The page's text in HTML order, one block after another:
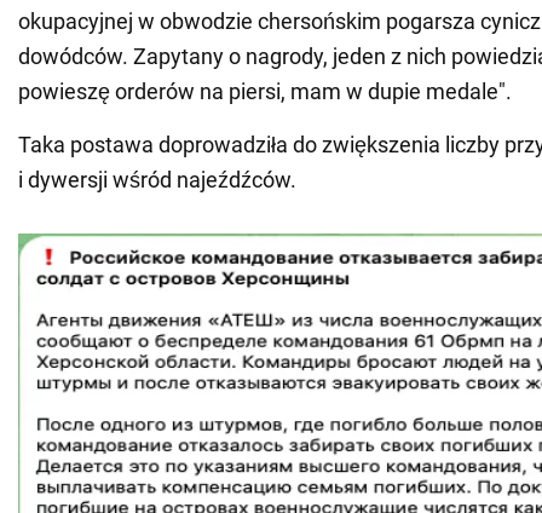
okupacyjnej w obwodzie chersońskim pogarsza
dowódców. Zapytany o nagrody, jeden z nich
powieszę orderów na piersi, mam w dupie medale".
Taka postawa doprowadziła do zwiększenia liczby
i dywersji wśród najeźdźców.